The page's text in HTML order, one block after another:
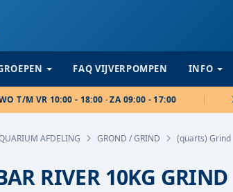
FAQ VIJVERPOMPEN INFO
T/M VR 10:00 - 18:00 · ZA 09:00 - 17:00
AFDELING GROND / GRIND (quarts) Grind
RIVER 10KG GRIND